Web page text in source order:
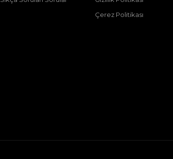
Çerez Politikası